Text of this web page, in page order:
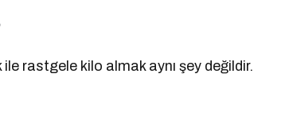
ile rastgele kilo almak aynı şey değildir.